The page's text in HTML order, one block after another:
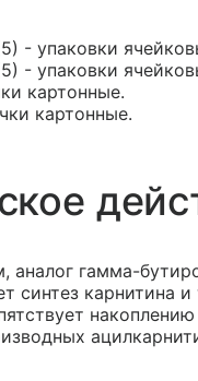
- упаковки
- упаковки
картонные.
картонные.
гамма-
синтез